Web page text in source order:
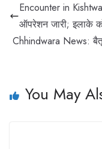
Encounter in
ऑपरेशन जारी; इलाके
Chhindwara News:
You May